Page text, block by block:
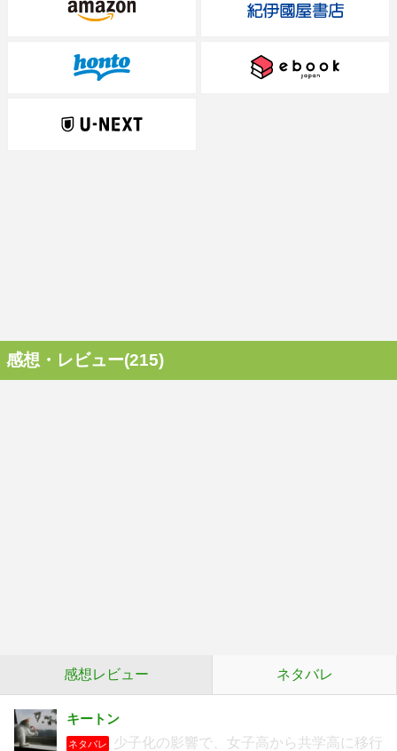
感想・レビュー(215)
感想レビュー ネタバレ
キートン
ネタバレ
少子化の影響で、女子高から共学高に移行